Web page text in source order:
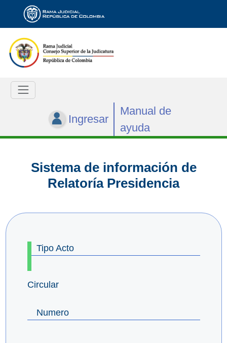
Ingresar
Manual de
ayuda
Sistema de información de
Relatoría Presidencia
Tipo Acto
Circular
Numero